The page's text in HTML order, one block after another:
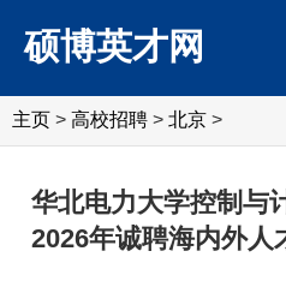
硕博英才网
主页 > 高校招聘 > 北京 >
华北电力大学控制与
2026年诚聘海内外人